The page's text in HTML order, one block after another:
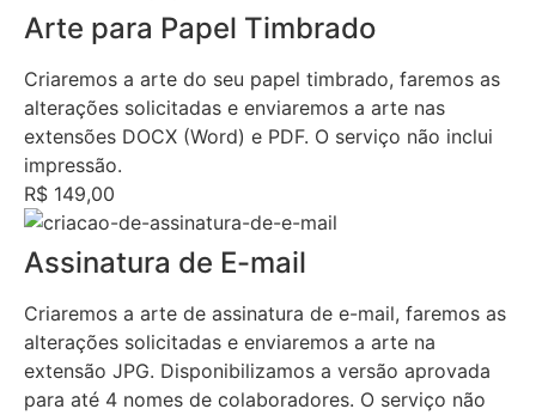
Arte para Papel Timbrado
Criaremos a arte do seu papel timbrado, faremos as
alterações solicitadas e enviaremos a arte nas
extensões DOCX (Word) e PDF. O serviço não inclui
impressão.
R$ 149,00
Assinatura de E-mail
Criaremos a arte de assinatura de e-mail, faremos as
alterações solicitadas e enviaremos a arte na
extensão JPG. Disponibilizamos a versão aprovada
para até 4 nomes de colaboradores. O serviço não